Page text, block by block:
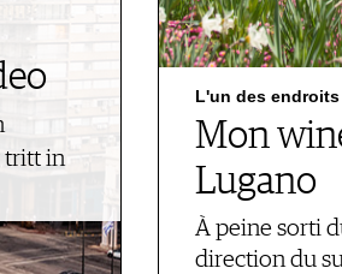
tritt in
L'un des
Mon
Lugano
À peine sorti
direction du